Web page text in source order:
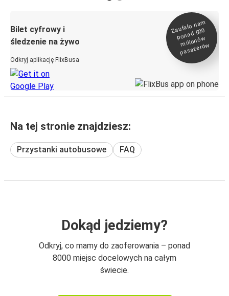
Bilet cyfrowy i
śledzenie na żywo
Odkryj aplikację FlixBusa
Zaufało na
m
ponad 500
milionó
w
pasażeró
w
Na tej stronie znajdziesz:
Przystanki autobusowe FAQ
Dokąd jedziemy?
Odkryj, co mamy do zaoferowania – ponad
8000 miejsc docelowych na całym
świecie.